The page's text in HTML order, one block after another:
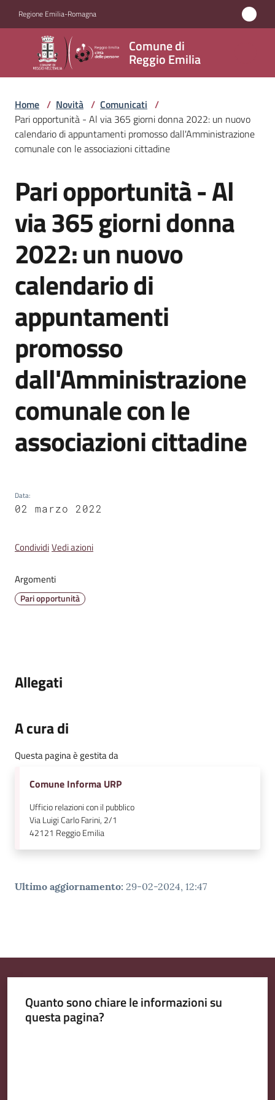
Regione Emilia-Romagna
Comune di
Reggio Emilia
Comune
di
Reggio
Emilia
Amministrazione
Servizi
Novità
Menu selezionato
Vivere
Reggio
Emilia
Tutti
gli
argomenti
T
u
r
m
o
E
e
n
t
Seguici
su
Home / Novità / Comunicati /
Pari opportunità - Al via 365 giorni donna 2022: un nuovo
calendario di appuntamenti promosso dall'Amministrazione
comunale con le associazioni cittadine
Salta al contenuto
Pari opportunità - Al
via 365 giorni donna
2022: un nuovo
calendario di
appuntamenti
promosso
dall'Amministrazione
comunale con le
associazioni cittadine
Data:
02 marzo 2022
CondividiVedi azioni
Argomenti
Pari opportunità
Allegati
A cura di
Questa pagina è gestita da
Comune Informa URP
Ufficio relazioni con il pubblico
Via Luigi Carlo Farini, 2/1
42121 Reggio Emilia
Ultimo aggiornamento: 29-02-2024, 12:47
Quanto sono chiare le informazioni su
questa pagina?